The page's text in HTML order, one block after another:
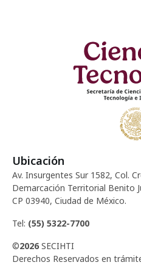
Ubicación
Av. Insurgentes Sur 1582, Col.
Demarcación Territorial Benito
CP 03940, Ciudad de México.
Tel: (55) 5322-7700
©2026 SECIHTI
Derechos Reservados en